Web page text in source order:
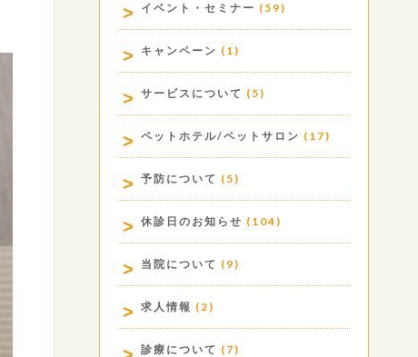
イベント・セミナー (59)
キャンペーン (1)
サービスについて (5)
ペットホテル/ペットサロン (17)
予防について (5)
休診日のお知らせ (104)
当院について (9)
求人情報 (2)
診療について (7)